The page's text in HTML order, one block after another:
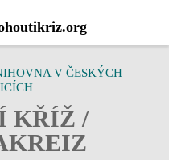
V ČESKÝCH
KŘÍŽ /